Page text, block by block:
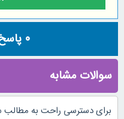
0
سوالات مشابه
برای دسترسی راحت به